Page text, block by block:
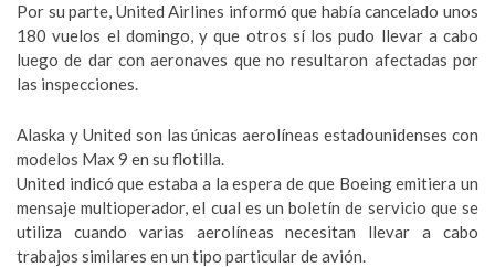
Por su parte, United Airlines informó que había cancelado unos
180 vuelos el domingo, y que otros sí los pudo llevar a cabo
luego de dar con aeronaves que no resultaron afectadas por
las inspecciones.
Alaska y United son las únicas aerolíneas estadounidenses con
modelos Max 9 en su flotilla.
United indicó que estaba a la espera de que Boeing emitiera un
mensaje multioperador, el cual es un boletín de servicio que se
utiliza cuando varias aerolíneas necesitan llevar a cabo
trabajos similares en un tipo particular de avión.